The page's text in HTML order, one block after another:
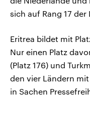
sich auf Rang 17 der
Eritrea bildet mit
Nur einen Platz
(Platz 176) und
den vier Ländern
in Sachen